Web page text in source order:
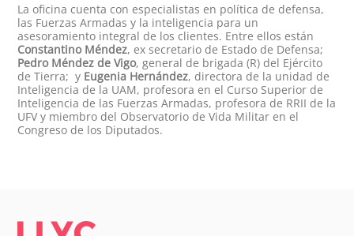
La oficina cuenta con especialistas en política de defensa,
las Fuerzas Armadas y la inteligencia para un
asesoramiento integral de los clientes. Entre ellos están
Constantino Méndez, ex secretario de Estado de Defensa;
Pedro Méndez de Vigo, general de brigada (R) del Ejército
de Tierra; y Eugenia Hernández, directora de la unidad de
Inteligencia de la UAM, profesora en el Curso Superior de
Inteligencia de las Fuerzas Armadas, profesora de RRII de la
UFV y miembro del Observatorio de Vida Militar en el
Congreso de los Diputados.
LLYC IDEAS.